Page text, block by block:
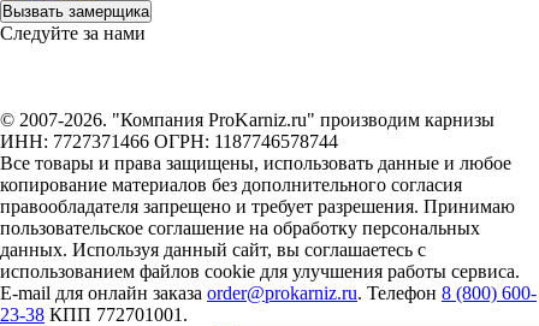
Вызвать замерщика
Следуйте за нами
© 2007-2026. "Компания ProKarniz.ru" производим карнизы
ИНН: 7727371466 ОГРН: 1187746578744
Все товары и права защищены, использовать данные и любое
копирование материалов без дополнительного согласия
правообладателя запрещено и требует разрешения. Принимаю
пользовательское соглашение на обработку персональных
данных. Используя данный сайт, вы соглашаетесь с
использованием файлов cookie для улучшения работы сервиса.
E-mail для онлайн заказа order@prokarniz.ru. Телефон 8 (800) 600-
23-38 КПП 772701001.